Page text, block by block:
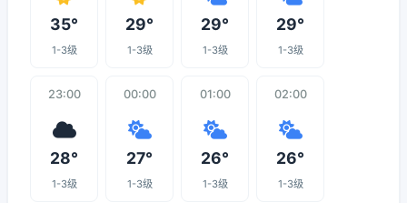
35°
1-3级
29°
1-3级
29°
1-3级
29°
1-3级
23:00
28°
1-3级
00:00
27°
1-3级
01:00
26°
1-3级
02:00
26°
1-3级